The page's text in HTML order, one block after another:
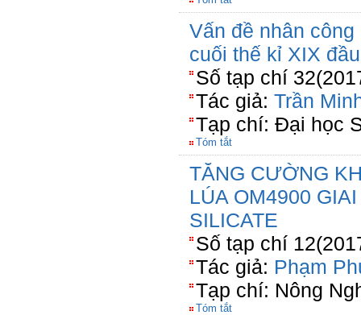
Vấn đề nhân
cuối thế kỉ XIX
Số tạp chí
Tác giả: Trần
Tạp chí: Đại học
Tóm tắt
TĂNG CƯỜNG
LÚA OM4900
SILICATE
Số tạp chí
Tác giả: Phạm
Tạp chí: Nông
Tóm tắt